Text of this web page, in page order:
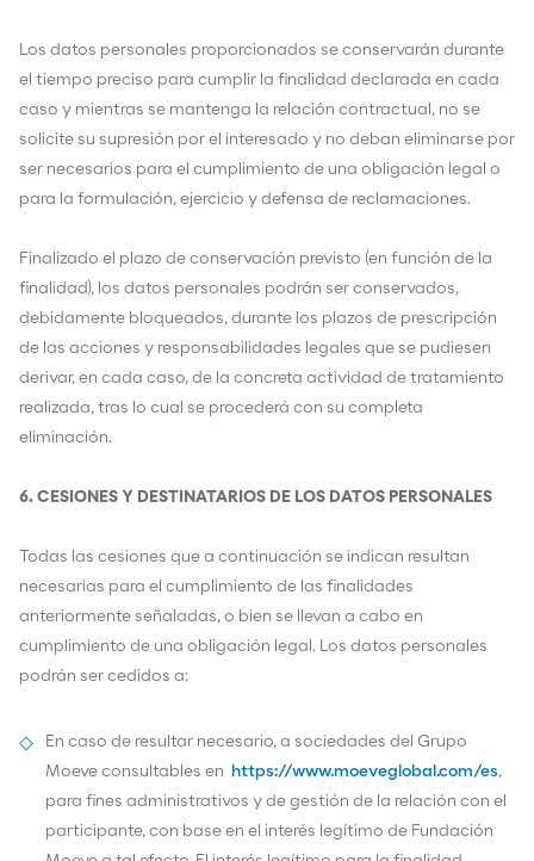
Los datos personales proporcionados se conservarán durante
el tiempo preciso para cumplir la finalidad declarada en cada
caso y mientras se mantenga la relación contractual, no se
solicite su supresión por el interesado y no deban eliminarse por
ser necesarios para el cumplimiento de una obligación legal o
para la formulación, ejercicio y defensa de reclamaciones.
Finalizado el plazo de conservación previsto (en función de la
finalidad), los datos personales podrán ser conservados,
debidamente bloqueados, durante los plazos de prescripción
de las acciones y responsabilidades legales que se pudiesen
derivar, en cada caso, de la concreta actividad de tratamiento
realizada, tras lo cual se procederá con su completa
eliminación.
6. CESIONES Y DESTINATARIOS DE LOS DATOS PERSONALES
Todas las cesiones que a continuación se indican resultan
necesarias para el cumplimiento de las finalidades
anteriormente señaladas, o bien se llevan a cabo en
cumplimiento de una obligación legal. Los datos personales
podrán ser cedidos a:
En caso de resultar necesario, a sociedades del Grupo
Moeve consultables en
https://www.moeveglobal.com/es,
para fines administrativos y de gestión de la relación con el
participante, con base en el interés legítimo de Fundación